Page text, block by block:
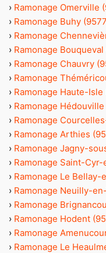
› Ramonage Omerville
› Ramonage Buhy
› Ramonage
› Ramonage
› Ramonage Chauvry
› Ramonage
› Ramonage Haute-Isle
› Ramonage
› Ramonage
› Ramonage Arthies
› Ramonage Jagny-
› Ramonage Saint-
› Ramonage Le Bellay-
› Ramonage Neuilly-
› Ramonage
› Ramonage Hodent
› Ramonage
› Ramonage Le